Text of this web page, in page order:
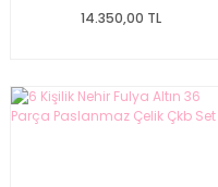
14.350,00 TL